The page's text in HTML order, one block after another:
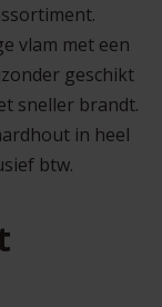
vlam met een
geschikt
sneller brandt.
in heel
btw.